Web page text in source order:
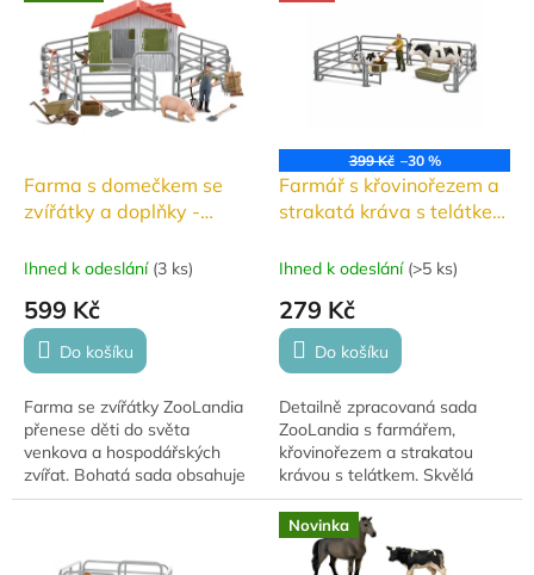
u
Farma s domečkem se
zvířátky a doplňky -
Ihned k odeslání (3 ks)
599 Kč
Do košíku
Farma se zvířátky ZooLandia
přenese děti do světa
venkova a hospodářských
zvířat. Bohatá sada obsahuje
farmáře, prasátko, kačera,
399 Kč –30 %
Farmář s křovinořezem a
strakatá kráva s telátkem
Ihned k odeslání (>5 ks)
279 Kč
Do košíku
Detailně zpracovaná sada
ZooLandia s farmářem,
křovinořezem a strakatou
krávou s telátkem. Skvělá
hračka pro malé milovníky
zvířat a života na farmě.
Novinka